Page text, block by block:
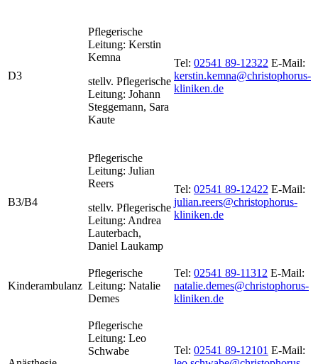
D3
Pflegerische
Leitung: Kerstin
Kemna
stellv. Pflegerische
Leitung: Johann
Steggemann, Sara
Kaute
Tel: 02541 89-12322 E-Mail:
kerstin.kemna@christophorus-
kliniken.de
B3/B4
Pflegerische
Leitung: Julian
Reers
stellv. Pflegerische
Leitung: Andrea
Lauterbach,
Daniel Laukamp
Tel: 02541 89-12422 E-Mail:
julian.reers@christophorus-
kliniken.de
Kinderambulanz
Pflegerische
Leitung: Natalie
Demes
Tel: 02541 89-11312 E-Mail:
natalie.demes@christophorus-
kliniken.de
Pflegerische
Leitung: Leo
Schwabe
Tel: 02541 89-12101 E-Mail: